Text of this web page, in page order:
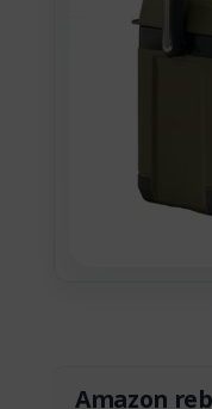
Amazon